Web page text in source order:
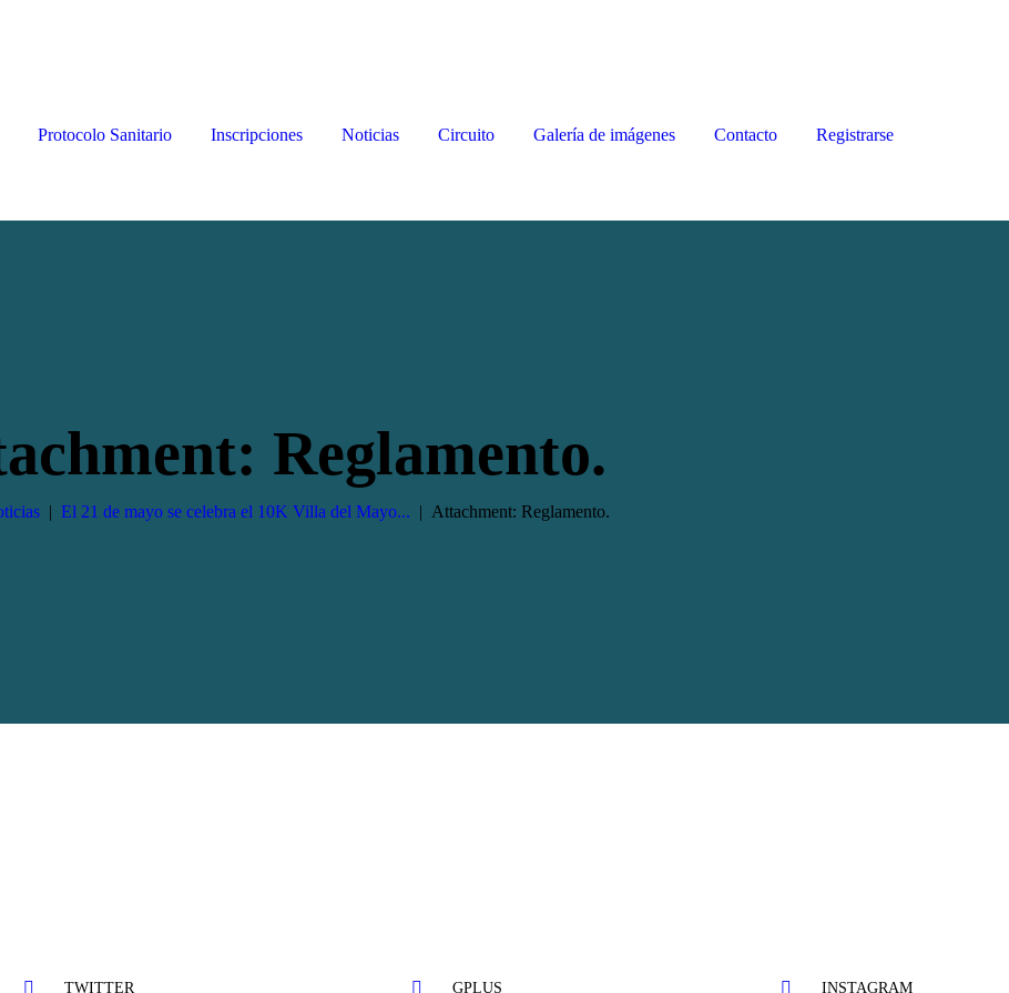
Protocolo Sanitario Inscripciones Noticias Circuito Galería de imágenes Contacto Registrarse
Reglamento.
El 21 de mayo se celebra el 10K Villa del Mayo... Attachment: Reglamento.
TWITTER GPLUS INSTAGRAM